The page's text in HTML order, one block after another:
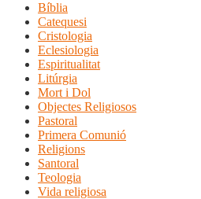
Bíblia
Catequesi
Cristologia
Eclesiologia
Espiritualitat
Litúrgia
Mort i Dol
Objectes Religiosos
Pastoral
Primera Comunió
Religions
Santoral
Teologia
Vida religiosa